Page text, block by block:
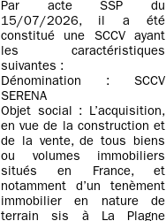
Par acte SSP du
15/07/2026, il a été
constitué une SCCV ayant
les caractéristiques
suivantes :
Dénomination : SCCV
SERENA
Objet social : L’acquisition,
en vue de la construction et
de la vente, de tous biens
ou volumes immobiliers
situés en France, et
notamment d’un tenèment
immobilier en nature de
terrain sis à La Plagne